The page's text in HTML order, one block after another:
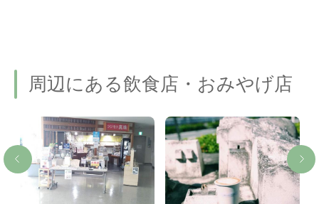
周辺にある飲食店・おみやげ店